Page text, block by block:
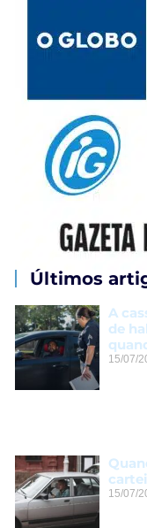
Últimos
A
de
15/07/
15/07/